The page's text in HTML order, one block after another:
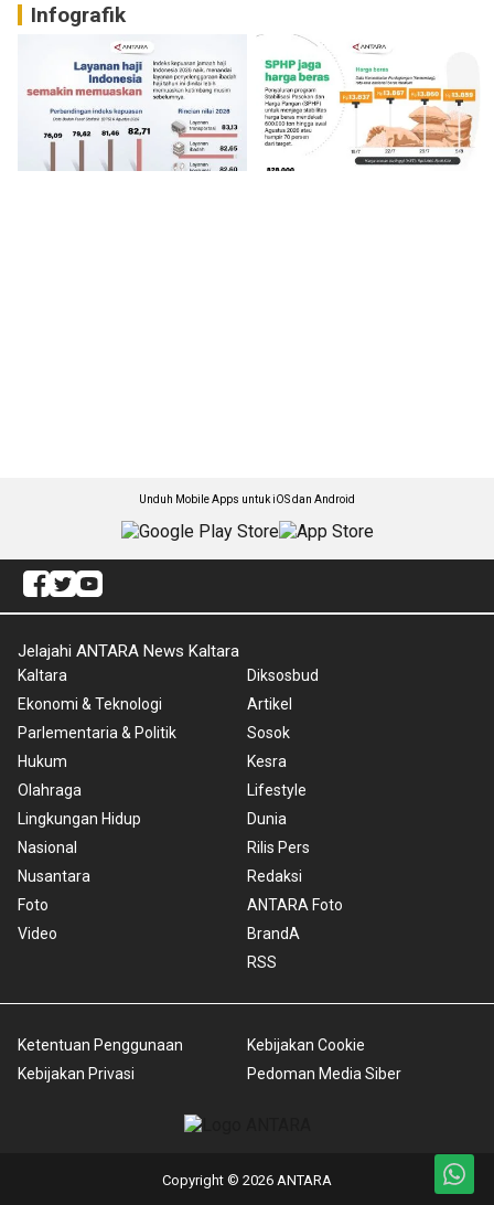
Infografik
Unduh Mobile Apps untuk iOS dan Android
Jelajahi ANTARA News Kaltara
Kaltara
Ekonomi & Teknologi
Parlementaria & Politik
Hukum
Olahraga
Lingkungan Hidup
Nasional
Nusantara
Foto
Video
Diksosbud
Artikel
Sosok
Kesra
Lifestyle
Dunia
Rilis Pers
Redaksi
ANTARA Foto
BrandA
RSS
Ketentuan Penggunaan
Kebijakan Privasi
Kebijakan Cookie
Pedoman Media Siber
Copyright © 2026 ANTARA